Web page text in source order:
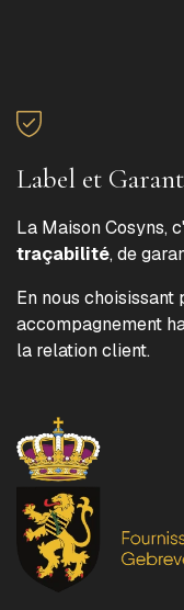
Label et
La Maison Cosyns,
traçabilité, de
En nous
accompagnement
la relation client.